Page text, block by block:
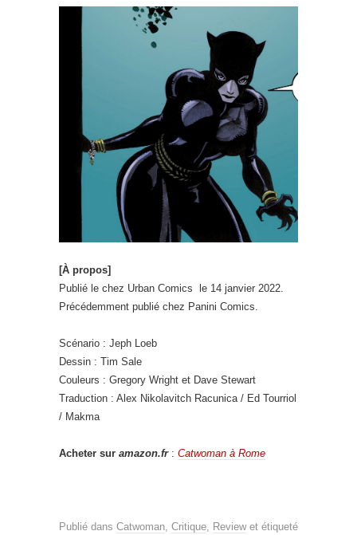
[À propos]
Publié le chez Urban Comics le 14 janvier 2022.
Précédemment publié chez Panini Comics.
Scénario : Jeph Loeb
Dessin : Tim Sale
Couleurs : Gregory Wright et Dave Stewart
Traduction : Alex Nikolavitch Racunica / Ed Tourriol
/ Makma
Acheter sur amazon.fr : Catwoman à Rome
Publié dans Catwoman Critique Reviewet étiqueté